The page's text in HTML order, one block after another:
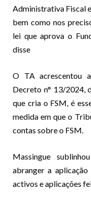
Administrativa Fiscal
bem como nos
lei que aprova o
disse
O TA acrescentou
Decreto n° 13/2024,
que cria o FSM, é
medida em que o
contas sobre o FSM.
Massingue
abranger a
activos e aplicações